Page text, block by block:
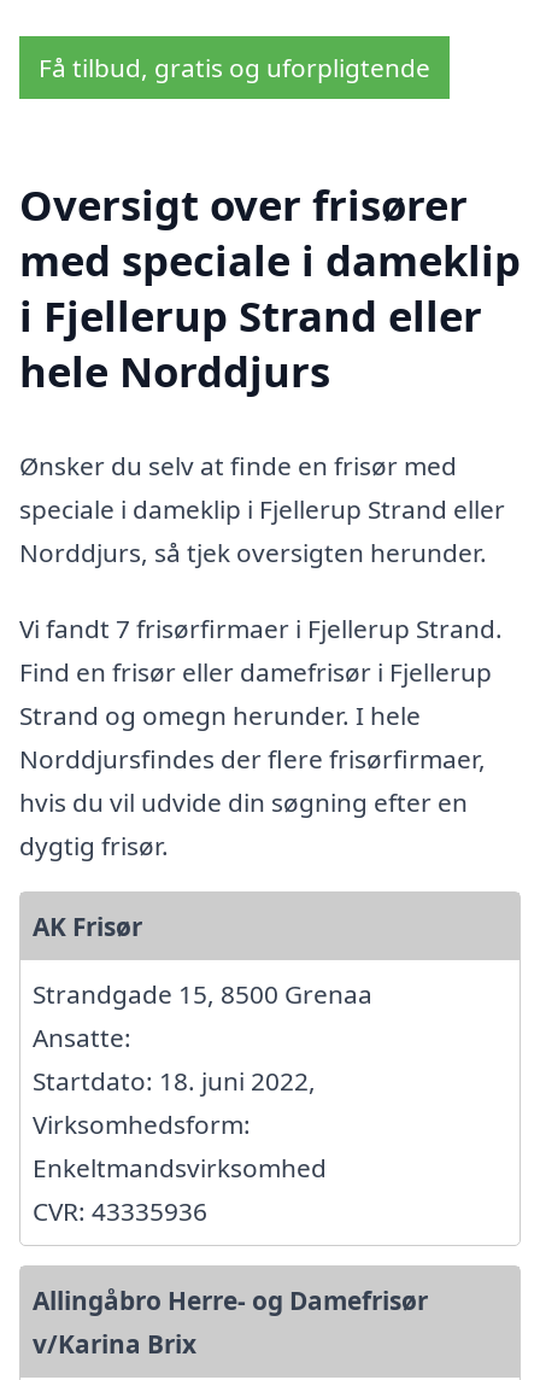
Få tilbud, gratis og uforpligtende
Oversigt over frisører
med speciale i dameklip
i Fjellerup Strand eller
hele Norddjurs
Ønsker du selv at finde en frisør med
speciale i dameklip i Fjellerup Strand eller
Norddjurs, så tjek oversigten herunder.
Vi fandt 7 frisørfirmaer i Fjellerup Strand.
Find en frisør eller damefrisør i Fjellerup
Strand og omegn herunder. I hele
Norddjursfindes der flere frisørfirmaer,
hvis du vil udvide din søgning efter en
dygtig frisør.
AK Frisør
Strandgade 15, 8500 Grenaa
Ansatte:
Startdato: 18. juni 2022,
Virksomhedsform:
Enkeltmandsvirksomhed
CVR: 43335936
Allingåbro Herre- og Damefrisør
v/Karina Brix